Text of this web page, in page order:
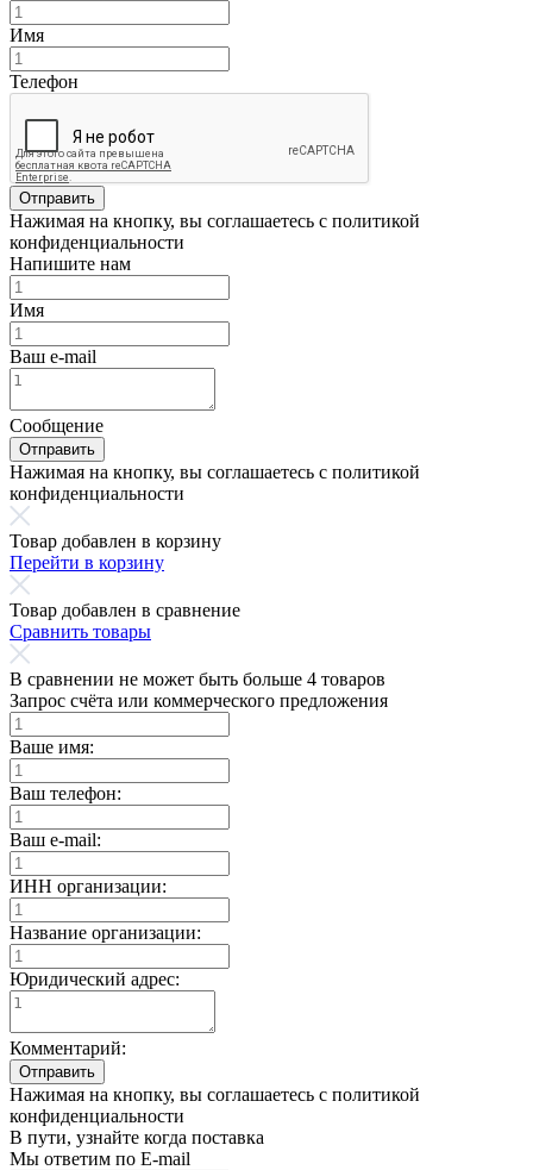
Имя
Телефон
Отправить
Нажимая на кнопку, вы соглашаетесь с политикой
конфиденциальности
Напишите нам
Имя
Ваш e-mail
Сообщение
Отправить
Нажимая на кнопку, вы соглашаетесь с политикой
конфиденциальности
Товар добавлен в корзину
Перейти в корзину
Товар добавлен в сравнение
Сравнить товары
В сравнении не может быть больше 4 товаров
Запрос счёта или коммерческого предложения
Ваше имя:
Ваш телефон:
Ваш e-mail:
ИНН организации:
Название организации:
Юридический адрес:
Комментарий:
Отправить
Нажимая на кнопку, вы соглашаетесь с политикой
конфиденциальности
В пути, узнайте когда поставка
Мы ответим по E-mail